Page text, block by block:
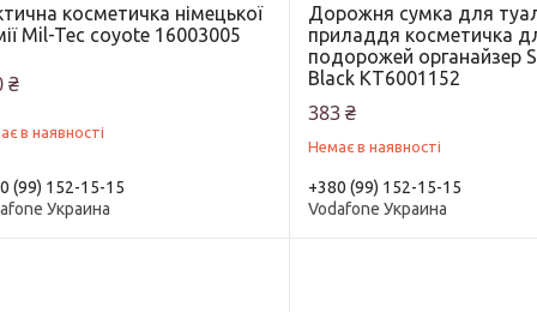
косметичка німецької
Mil-Tec coyote 16003005
₴
в наявності
(99) 152-15-15
Украина
Дорожня сумка для
приладдя косметичка
подорожей органайзер
Black KT6001152
383 ₴
Немає в наявності
+380 (99) 152-15-15
Vodafone Украина